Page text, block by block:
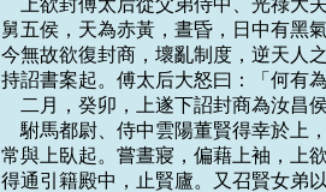
上欲封傅太后從父弟侍中、光祿
舅五侯，天為赤黃，晝昏，日中有黑
今無故欲復封商，壞亂制度，逆天人
持詔書案起。傅太后大怒曰：「何有
二月，癸卯，上遂下詔封商為汝昌
駙馬都尉、侍中雲陽董賢得幸於
常與上臥起。嘗晝寢，偏藉上袖，上
得通引籍殿中，止賢廬。又召賢女弟